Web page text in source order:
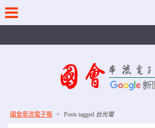
content
國會串流電子報 > Posts tagged 台光電